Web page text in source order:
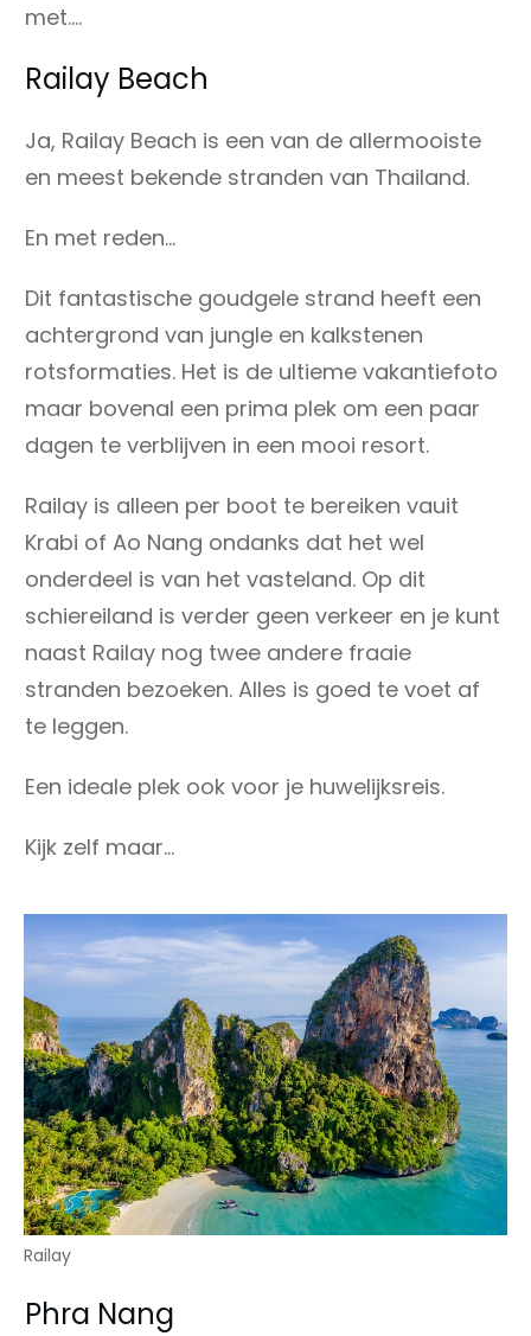
met….
Railay Beach
Ja, Railay Beach is een van de allermooiste
en meest bekende stranden van Thailand.
En met reden…
Dit fantastische goudgele strand heeft een
achtergrond van jungle en kalkstenen
rotsformaties. Het is de ultieme vakantiefoto
maar bovenal een prima plek om een paar
dagen te verblijven in een mooi resort.
Railay is alleen per boot te bereiken vauit
Krabi of Ao Nang ondanks dat het wel
onderdeel is van het vasteland. Op dit
schiereiland is verder geen verkeer en je kunt
naast Railay nog twee andere fraaie
stranden bezoeken. Alles is goed te voet af
te leggen.
Een ideale plek ook voor je huwelijksreis.
Kijk zelf maar…
Railay
Phra Nang